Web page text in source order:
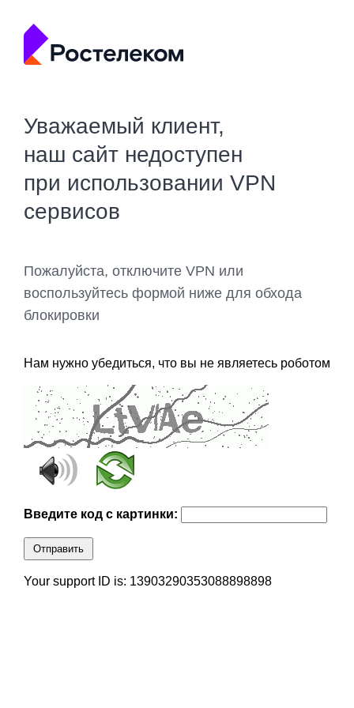
Уважаемый клиент,
наш сайт недоступен
при использовании VPN
сервисов
Пожалуйста, отключите VPN или
воспользуйтесь формой ниже для обхода
блокировки
Нам нужно убедиться, что вы не являетесь роботом
Введите код с картинки:
Отправить
Your support ID is: 13903290353088898898